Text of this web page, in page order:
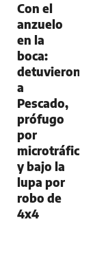
Con el
anzuelo
en la
boca:
detuvieron
a
Pescado,
prófugo
por
microtráfico
y bajo la
lupa por
robo de
4x4